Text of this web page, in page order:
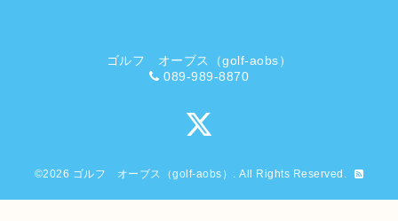
ゴルフ オーブス（golf-aobs）
089-989-8870
©2026 ゴルフ オーブス（golf-aobs） . All Rights Reserved.